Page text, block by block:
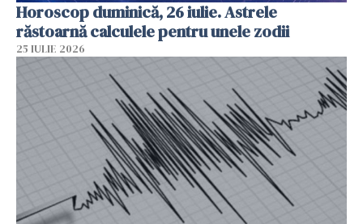
Horoscop duminică, 26 iulie. Astrele
răstoarnă calculele pentru unele zodii
25 IULIE 2026